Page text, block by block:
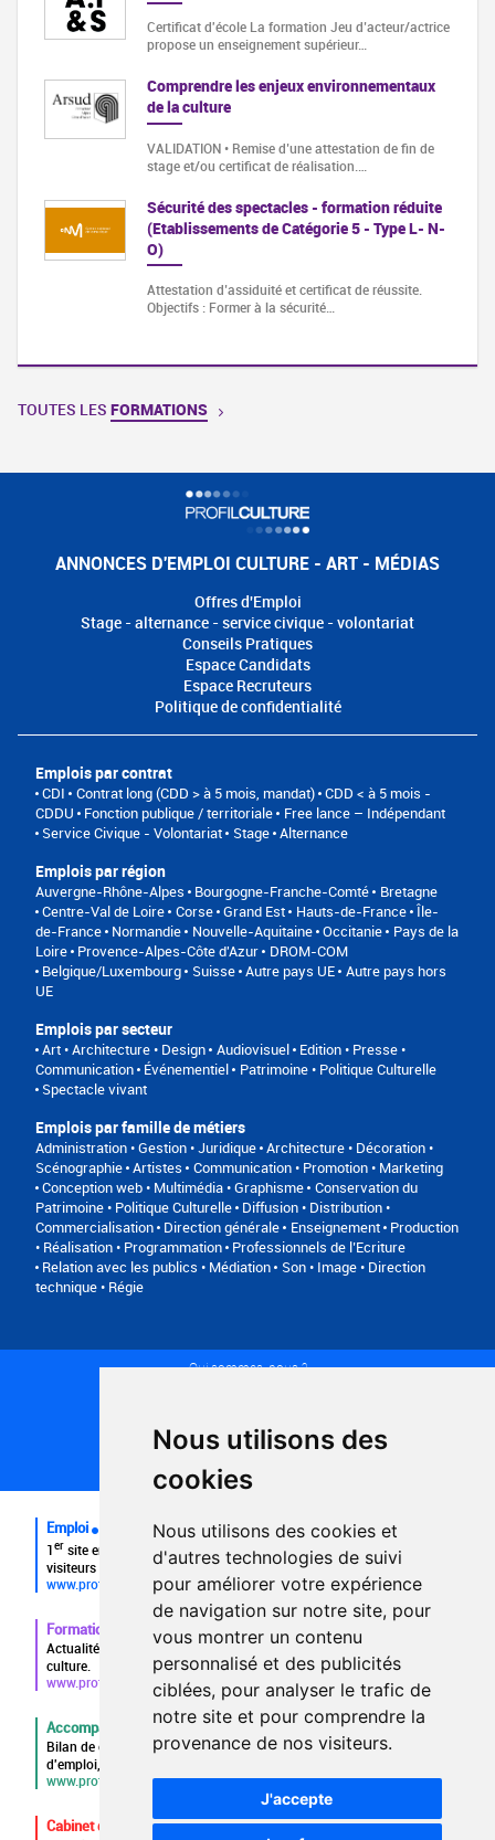
Nous utilisons des
cookies
Nous utilisons des cookies et
d'autres technologies de suivi
pour améliorer votre expérience
de navigation sur notre site, pour
vous montrer un contenu
personnalisé et des publicités
ciblées, pour analyser le trafic de
notre site et pour comprendre la
provenance de nos visiteurs.
J'accepte
Certificat d'école La formation Jeu d’acteur/actrice
propose un enseignement supérieur…
Comprendre les enjeux environnementaux
de la culture
VALIDATION • Remise d’une attestation de fin de
stage et/ou certificat de réalisation.…
Sécurité des spectacles - formation réduite
(Etablissements de Catégorie 5 - Type L- N-
O)
Attestation d’assiduité et certificat de réussite.
Objectifs : Former à la sécurité…
TOUTES LES FORMATIONS
ANNONCES D'EMPLOI CULTURE - ART - MÉDIAS
Offres d'Emploi
Stage - alternance - service civique - volontariat
Conseils Pratiques
Espace Candidats
Espace Recruteurs
Politique de confidentialité
Emplois par contrat
CDI Contrat long (CDD > à 5 mois, mandat) CDD < à 5 mois -
CDDU
Fonction publique / territoriale
Free lance – Indépendant
Service Civique - Volontariat
Stage Alternance
Emplois par région
Auvergne-Rhône-Alpes Bourgogne-Franche-Comté
Bretagne
Centre-Val de Loire Corse Grand Est Hauts-de-France Île-
de-France Normandie Nouvelle-Aquitaine Occitanie
Pays de la
Loire Provence-Alpes-Côte d'Azur
DROM-COM
Belgique/Luxembourg
Suisse Autre pays UE Autre pays hors
UE
Emplois par secteur
Art • Architecture • Design Audiovisuel Edition • Presse •
Communication Événementiel
Patrimoine • Politique Culturelle
Spectacle vivant
Emplois par famille de métiers
Administration • Gestion • Juridique Architecture • Décoration •
Scénographie Artistes
Communication • Promotion • Marketing
Conception web • Multimédia • Graphisme Conservation du
Patrimoine • Politique Culturelle Diffusion • Distribution •
Commercialisation Direction générale Enseignement Production
• Réalisation • Programmation Professionnels de l’Ecriture
Relation avec les publics • Médiation
Son • Image • Direction
technique • Régie
Qui sommes-nous ?
Plan du site
FAQ recruteurs
FAQ
Emploi
1er site emploi du secteur culturel 784.000 visites et 230.000
visiteurs uniques par mois.
www.profilculture.com
Formation
Actualités, guide et annuaire des formations aux métiers de la
culture.
www.profilculture-formation.com
Accompagnement professionnel
Bilan de compétences, coaching, techniques de recherche
d'emploi, entretien conseil.
www.profilculture-competences.com
Cabinet de recrutement